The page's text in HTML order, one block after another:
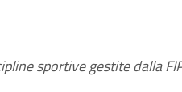
sportive gestite dalla